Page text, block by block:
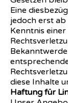
Eine
jedoch erst
Kenntnis
diese Inhalte
Haftung für